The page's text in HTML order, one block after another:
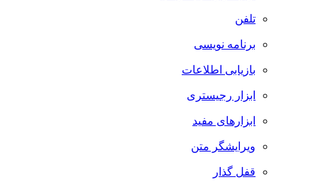
تلفن
برنامه نویسی
بازیابی اطلاعات
ابزار رجیستری
ابزارهای مفید
ویرایشگر متن
قفل گذار